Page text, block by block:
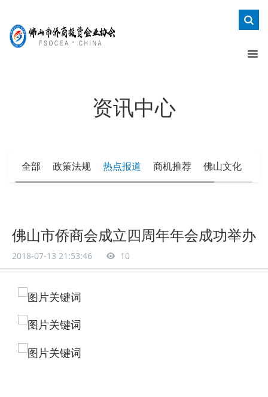
资讯中心
全部 政策法规 热点报道 商机推荐 佛山文化
佛山市侨商会成立四周年年会成功举办
2018-07-13 21:53:46 10